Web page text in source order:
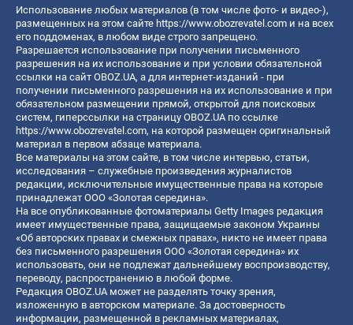
Использование любых материалов (в том числе фото- и видео-),
размещенных на этом сайте https://www.obozrevatel.com и на всех
его поддоменах, в любом виде строго запрещено.
Разрешается использование при получении письменного
разрешения на их использование и при условии обязательной
ссылки на сайт OBOZ.UA, а для интернет-изданий - при
получении письменного разрешения на их использование и при
обязательном размещении прямой, открытой для поисковых
систем, гиперссылки на страницу OBOZ.UA по ссылке
https://www.obozrevatel.com, на которой размещен оригинальный
материал в первом абзаце материала.
Все материалы на этом сайте, в том числе интервью, статьи,
исследования – служебные произведения журналистов
редакции, исключительные имущественные права на которые
принадлежат ООО «Золотая середина».
На все опубликованные фотоматериалы Getty Images редакция
имеет имущественные права, защищаемые законом Украины
«Об авторских правах и смежных правах», никто не имеет права
без письменного разрешения ООО «Золотая середина» их
использовать, они не подлежат дальнейшему воспроизводству,
переводу, распространению в любой форме.
Редакция OBOZ.UA может не разделять точку зрения,
изложенную в авторском материале. За достоверность
информации, размещенной в рекламных материалах,